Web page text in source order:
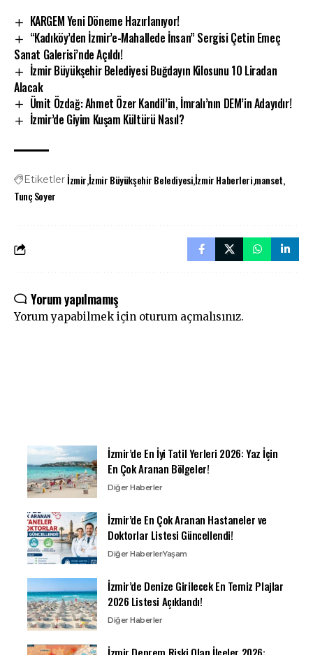
KARGEM Yeni Döneme Hazırlanıyor!
“Kadıköy’den İzmir’e-Mahallede İnsan” Sergisi Çetin Emeç
Sanat Galerisi’nde Açıldı!
İzmir Büyükşehir Belediyesi Buğdayın Kilosunu 10 Liradan
Alacak
Ümit Özdağ: Ahmet Özer Kandil’in, İmralı’nın DEM’in Adayıdır!
İzmir’de Giyim Kuşam Kültürü Nasıl?
Etiketlerİzmirİzmir Büyükşehir Belediyesiİzmir Haberlerimanset
Tunç Soyer
Yorum yapılmamış
Yorum yapabilmek için oturum açmalısınız.
İzmir’de En İyi Tatil Yerleri 2026: Yaz İçin
En Çok Aranan Bölgeler!
Diğer Haberler
İzmir’de En Çok Aranan Hastaneler ve
Doktorlar Listesi Güncellendi!
Diğer HaberlerYaşam
İzmir’de Denize Girilecek En Temiz Plajlar
2026 Listesi Açıklandı!
Diğer Haberler